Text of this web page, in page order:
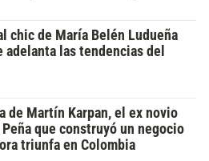
chic de María Belén Ludueña
adelanta las tendencias del
de Martín Karpan, el ex novio
que construyó un negocio
triunfa en Colombia